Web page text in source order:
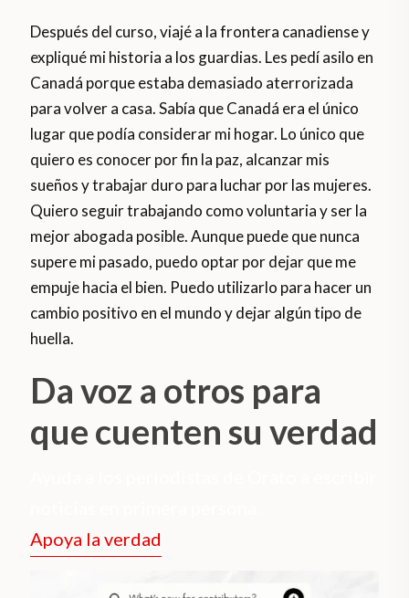
Después del curso, viajé a la frontera canadiense y
expliqué mi historia a los guardias. Les pedí asilo en
Canadá porque estaba demasiado aterrorizada
para volver a casa. Sabía que Canadá era el único
lugar que podía considerar mi hogar. Lo único que
quiero es conocer por fin la paz, alcanzar mis
sueños y trabajar duro para luchar por las mujeres.
Quiero seguir trabajando como voluntaria y ser la
mejor abogada posible. Aunque puede que nunca
supere mi pasado, puedo optar por dejar que me
empuje hacia el bien. Puedo utilizarlo para hacer un
cambio positivo en el mundo y dejar algún tipo de
huella.
Da voz a otros para
que cuenten su verdad
Apoya la verdad